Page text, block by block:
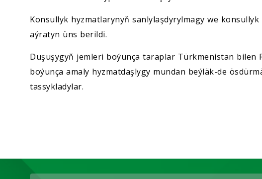
Konsullyk hyzmatlarynyň sanlylaşdyrylmagy we
aýratyn üns berildi.
Duşuşygyň jemleri boýunça taraplar Türkmenistan bilen
boýunça amaly hyzmatdaşlygy mundan beýläk-de
tassykladylar.